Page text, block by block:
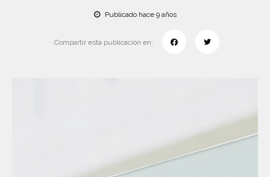
Publicado hace 9 años
Compartir esta publicación en: